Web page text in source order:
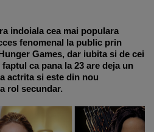
indoiala cea mai populara
fenomenal la public prin
Games, dar iubita si de cei
ca pana la 23 are deja un
actrita si este din nou
rol secundar.